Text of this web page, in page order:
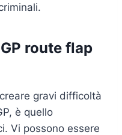
route flap
gravi difficoltà
è quello
Vi possono essere